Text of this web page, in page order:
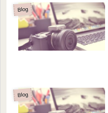
Blog
Blog